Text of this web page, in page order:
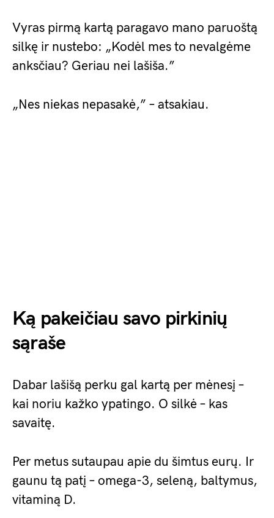
Vyras pirmą kartą paragavo mano paruoštą
silkę ir nustebo: „Kodėl mes to nevalgėme
anksčiau? Geriau nei lašiša.”
„Nes niekas nepasakė,” – atsakiau.
Ką pakeičiau savo pirkinių
sąraše
Dabar lašišą perku gal kartą per mėnesį –
kai noriu kažko ypatingo. O silkė – kas
savaitę.
Per metus sutaupau apie du šimtus eurų. Ir
gaunu tą patį – omega-3, seleną, baltymus,
vitaminą D.